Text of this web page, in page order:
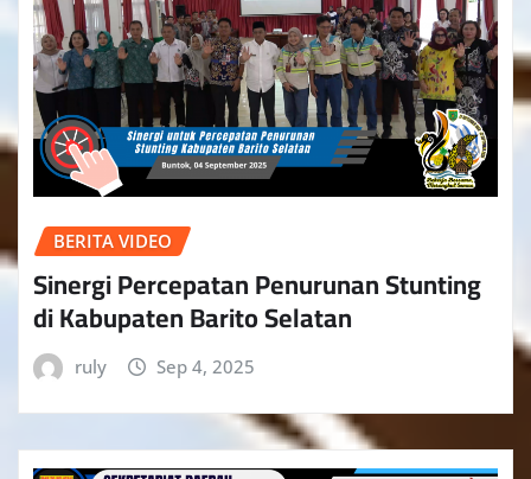
BERITA VIDEO
Sinergi Percepatan Penurunan Stunting
di Kabupaten Barito Selatan
ruly Sep 4, 2025